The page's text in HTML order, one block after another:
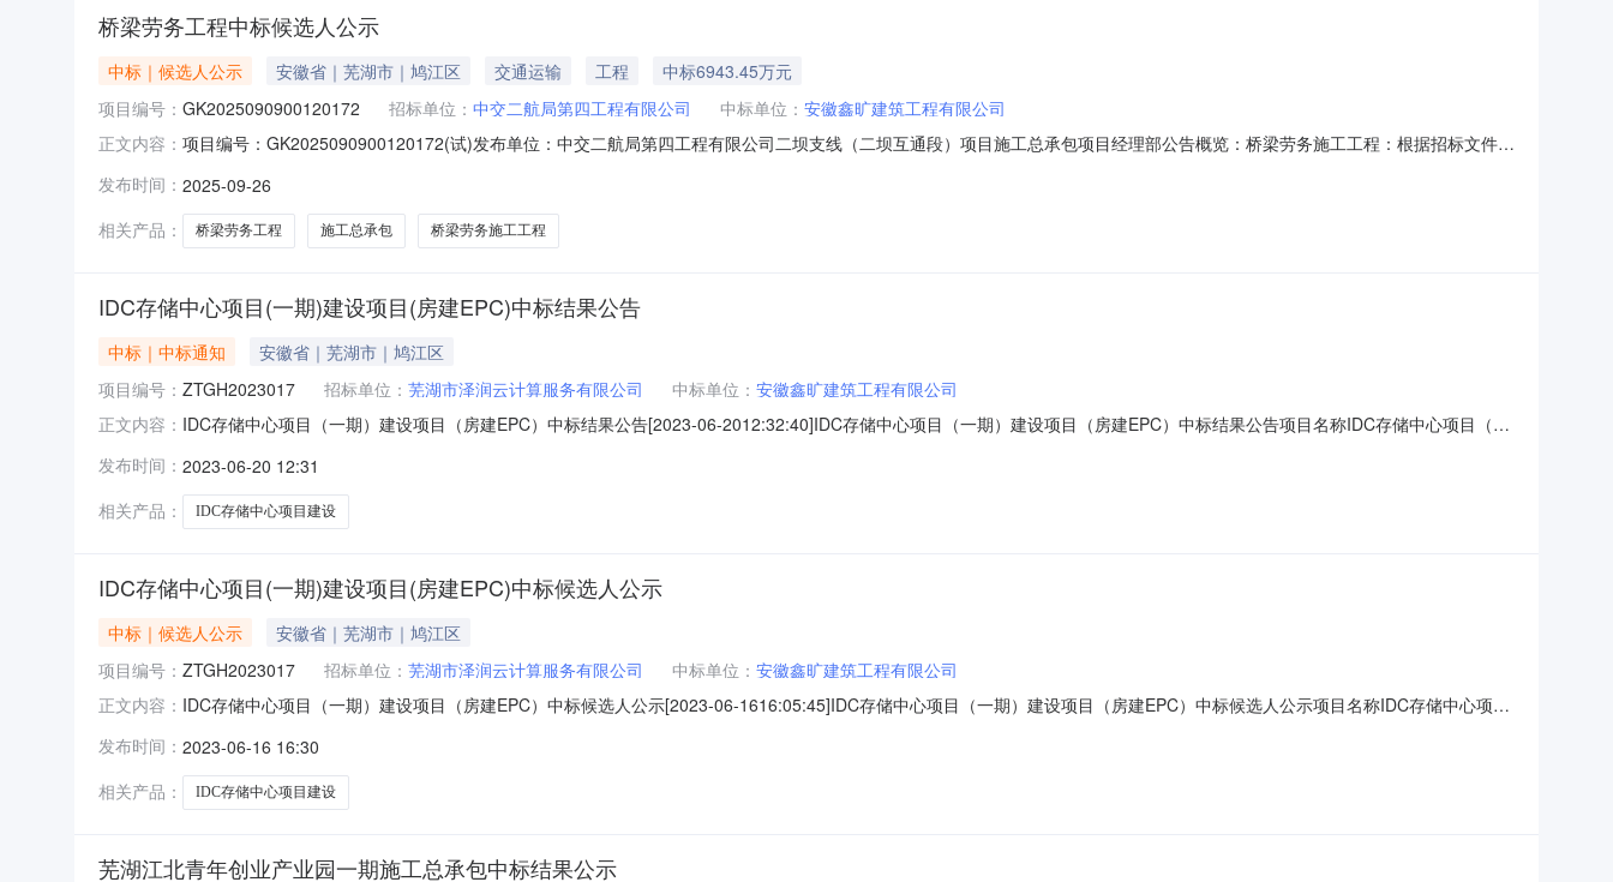
桥梁劳务工程中标候选人公示
中标｜候选人公示 安徽省｜芜湖市｜鸠江区 交通运输 工程
中标6943.45万元
项目编号： GK2025090900120172 招标单位： 中交二航局第四工程有限公司 中标单位： 安徽鑫旷建筑工程有限公司
正文内容： 项目编号：GK2025090900120172(试)发布单位：中交二航局第四工程有限公司二坝支线（二坝互通段）项目施工总承包项目经理部公告概览：桥梁劳务施工工程：根据招标文件要
有限公司投标金额69443085.09元，排名第三；桥梁劳务工程中标候选人公示.pdf桥梁劳务施工工程
发布时间： 2025-09-26
相关产品：
桥梁劳务工程 施工总承包 桥梁劳务施工工程
IDC存储中心项目(一期)建设项目(房建EPC)中标结果公告
中标｜中标通知
安徽省｜芜湖市｜鸠江区
项目编号： ZTGH2023017 招标单位： 芜湖市泽润云计算服务有限公司 中标单位： 安徽鑫旷建筑工程有限公司
正文内容： IDC存储中心项目（一期）建设项目（房建EPC）中标结果公告[2023-06-2012:32:40]IDC存储中心项目（一期）建设项目（房建EPC）中标结果公告项目名称IDC存储中心项目（一
兴龙13909638532招标代理机构名称中铁城市规划设计研究院有限公司地址芜湖市鸠江区国泰路8号中铁设计广场512室联系人及电话伍平17355330985招标
发布时间： 2023-06-20 12:31
相关产品：
IDC存储中心项目建设
IDC存储中心项目(一期)建设项目(房建EPC)中标候选人公示
中标｜候选人公示
安徽省｜芜湖市｜鸠江区
项目编号： ZTGH2023017 招标单位： 芜湖市泽润云计算服务有限公司 中标单位： 安徽鑫旷建筑工程有限公司
正文内容： IDC存储中心项目（一期）建设项目（房建EPC）中标候选人公示[2023-06-1616:05:45]IDC存储中心项目（一期）建设项目（房建EPC）中标候选人公示项目名称IDC存储中心项目
话薛兴龙13909638532招标代理机构名称中铁城市规划设计研究院有限公司地址芜湖市鸠江区国泰路8号中铁设计广场512室联系人及电话伍平17355330985
发布时间： 2023-06-16 16:30
相关产品：
IDC存储中心项目建设
芜湖江北青年创业产业园一期施工总承包中标结果公示